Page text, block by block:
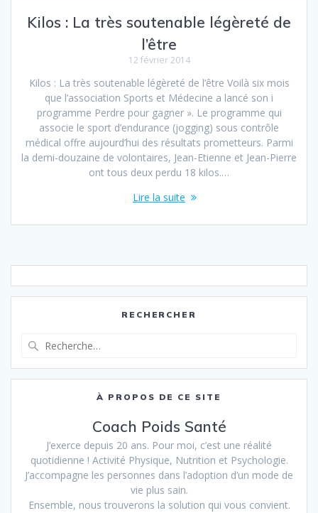
Kilos : La très soutenable légèreté de
l’être
12 février 2014
Kilos : La très soutenable légèreté de l’être Voilà six mois
que l’association Sports et Médecine a lancé son i
programme Perdre pour gagner ». Le programme qui
associe le sport d’endurance (jogging) sous contrôle
médical offre aujourd’hui des résultats prometteurs. Parmi
la demi-douzaine de volontaires, Jean-Etienne et Jean-Pierre
ont tous deux perdu 18 kilos.…
Lire la suite
RECHERCHER
:
À PROPOS DE CE SITE
Coach Poids Santé
J’exerce depuis 20 ans. Pour moi, c’est une réalité
quotidienne ! Activité Physique, Nutrition et Psychologie.
J’accompagne les personnes dans l’adoption d’un mode de
vie plus sain.
Ensemble, nous trouverons la solution qui vous convient.